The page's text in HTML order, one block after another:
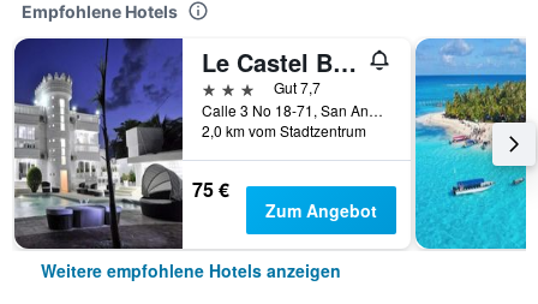
Empfohlene Hotels
Le Castel Blanc Hotel Boutique
3 Sterne
Gut 7,7
Calle 3 No 18-71, San Andrés, Kolumbien
2,0 km vom Stadtzentrum
75 €
Zum Angebot
Weitere empfohlene Hotels anzeigen